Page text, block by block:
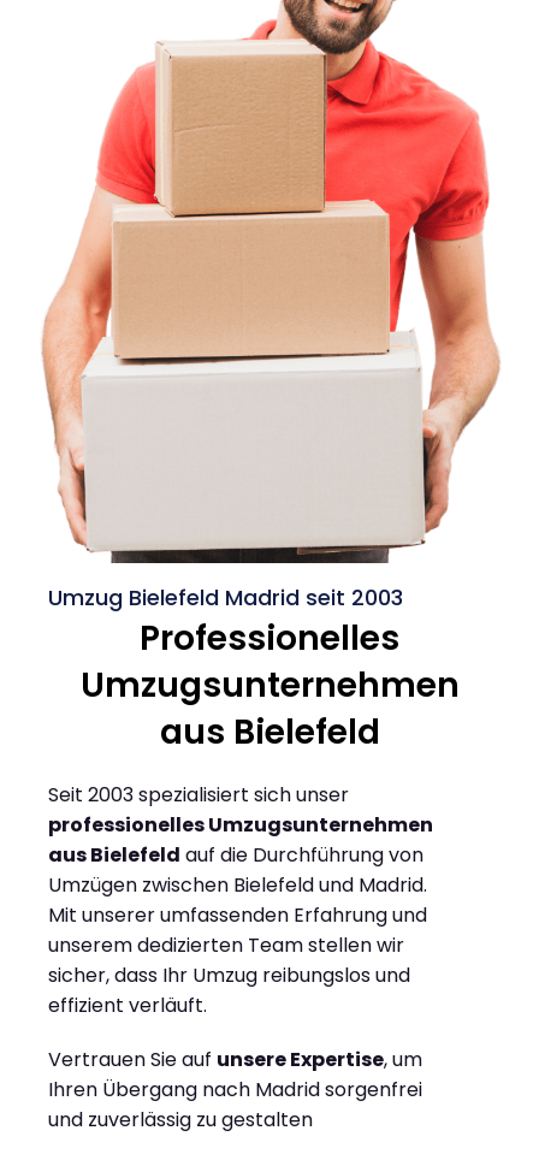
Umzug Bielefeld Madrid seit 2003
Professionelles
Umzugsunternehmen
aus Bielefeld
Seit 2003 spezialisiert sich unser
professionelles Umzugsunternehmen
aus Bielefeld auf die Durchführung von
Umzügen zwischen Bielefeld und Madrid.
Mit unserer umfassenden Erfahrung und
unserem dedizierten Team stellen wir
sicher, dass Ihr Umzug reibungslos und
effizient verläuft.
Vertrauen Sie auf unsere Expertise, um
Ihren Übergang nach Madrid sorgenfrei
und zuverlässig zu gestalten